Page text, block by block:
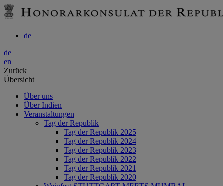
de
de
en
Zurück
Übersicht
Über uns
Über Indien
Veranstaltungen
Tag der Republik
Tag der Republik 2025
Tag der Republik 2024
Tag der Republik 2023
Tag der Republik 2022
Tag der Republik 2021
Tag der Republik 2020